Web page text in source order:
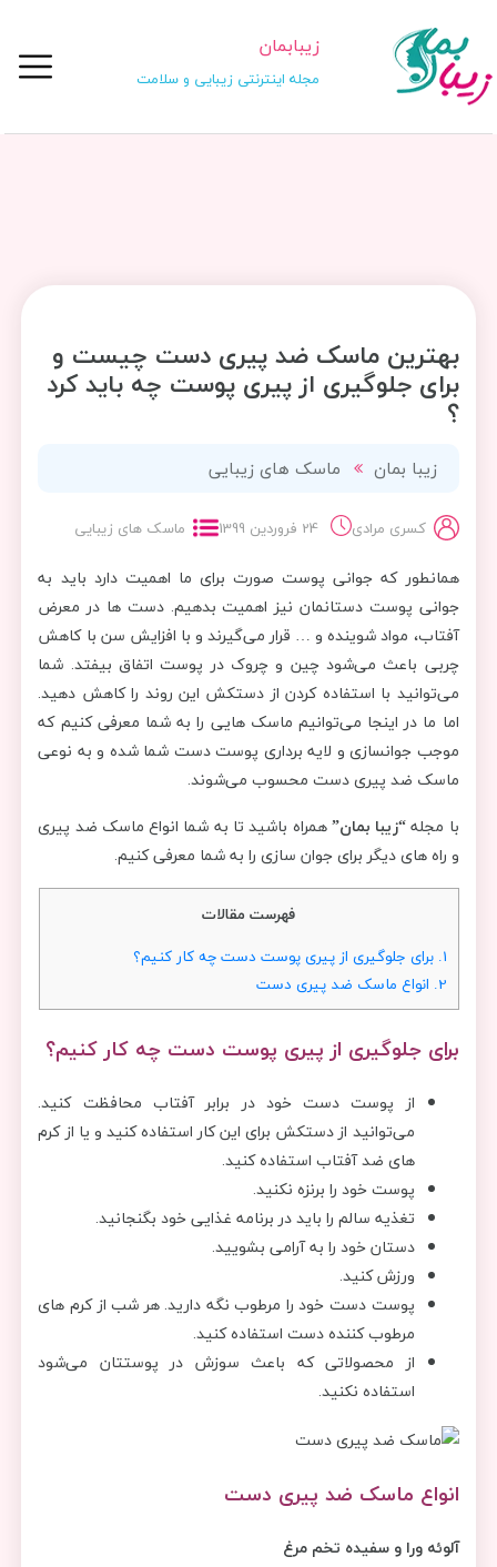
زیبابمان
مجله اینترنتی زیبایی و سلامت
بهترین ماسک ضد پیری دست چیست و
برای جلوگیری از پیری پوست چه باید کرد
؟
زیبا بمان ماسک های زیبایی
کسری مرادی 24 فروردین 1399 ماسک های زیبایی
همانطور که جوانی پوست صورت برای ما اهمیت دارد باید به
جوانی پوست دستانمان نیز اهمیت بدهیم. دست ها در معرض
آفتاب، مواد شوینده و … قرار می‌گیرند و با افزایش سن با کاهش
چربی باعث می‌شود چین و چروک در پوست اتفاق بیفتد. شما
می‌توانید با استفاده کردن از دستکش این روند را کاهش دهید.
اما ما در اینجا می‌توانیم ماسک هایی را به شما معرفی کنیم که
موجب جوانسازی و لایه برداری پوست دست شما شده و به نوعی
ماسک ضد پیری دست محسوب می‌شوند.
با مجله“زیبا بمان”همراه باشید تا به شما انواع ماسک ضد پیری
و راه های دیگر برای جوان سازی را به شما معرفی کنیم.
فهرست مقالات
1. برای جلوگیری از پیری پوست دست چه کار کنیم؟
2. انواع ماسک ضد پیری دست
برای جلوگیری از پیری پوست دست چه کار کنیم؟
از پوست دست خود در برابر آفتاب محافظت کنید.
می‌توانید از دستکش برای این کار استفاده کنید و یا از کرم
های ضد آفتاب استفاده کنید.
پوست خود را برنزه نکنید.
تغذیه سالم را باید در برنامه غذایی خود بگنجانید.
دستان خود را به آرامی بشویید.
ورزش کنید.
پوست دست خود را مرطوب نگه دارید. هر شب از کرم های
مرطوب کننده دست استفاده کنید.
از محصولاتی که باعث سوزش در پوستتان می‌شود
استفاده نکنید.
انواع ماسک ضد پیری دست
آلوئه ورا و سفیده تخم مرغ